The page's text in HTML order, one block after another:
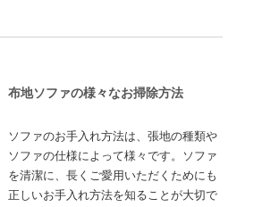
布地ソファの様々なお掃除方法
ソファのお手入れ方法は、張地の種類や
ソファの仕様によって様々です。ソファ
を清潔に、長くご愛用いただくためにも
正しいお手入れ方法を知ることが大切で